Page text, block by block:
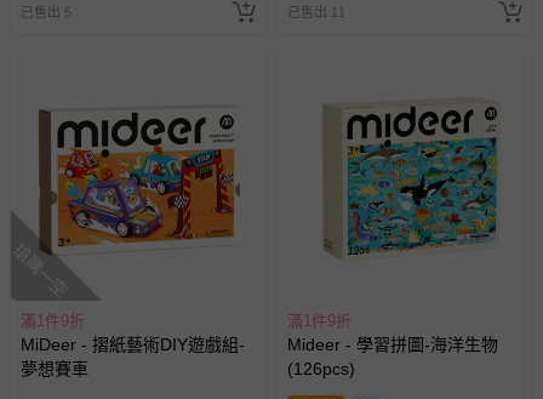
已售出 5 已售出 11
搶購一空
滿1件9折
MiDeer - 摺紙藝術DIY遊戲組-
夢想賽車
滿1件9折
Mideer - 學習拼圖-海洋生物
(126pcs)